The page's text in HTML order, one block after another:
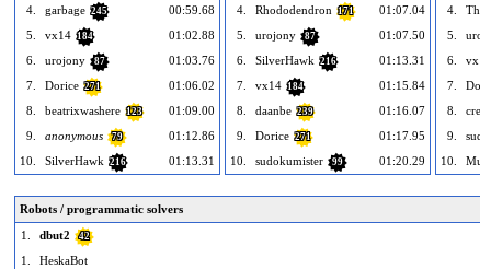
4.
garbage 245
00:59.68
5.
vx14 184
01:02.88
6.
urojony 87
01:03.76
7.
Dorice 271
01:06.02
8.
beatrixwashere 123
01:09.00
9.
anonymous 79
01:12.86
10.
SilverHawk 216 01:13.31
4.
Rhododendron 171
01:07.04
5.
urojony 87
01:07.50
6.
SilverHawk 216
01:13.31
7.
vx14 184
01:15.84
8.
daanbe 239
01:16.07
9.
Dorice 271
01:17.95
10.
sudokumister 99 01:20.29
4.
5.
6.
vx14
7.
8.
9.
10.
Robots / programmatic solvers
1.
dbut2 42
1.
HeskaBot